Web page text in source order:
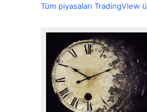
Tüm piyasaları TradingView